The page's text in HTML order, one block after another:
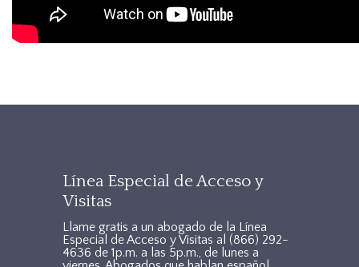
Línea Especial de Acceso y
Visitas
Llame gratis a un abogado de la Línea
Especial de Acceso y Visitas al (866) 292-
4636 de 1p.m. a las 5p.m., de lunes a